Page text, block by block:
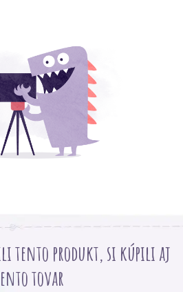
tento produkt, si kúpili aj
tovar